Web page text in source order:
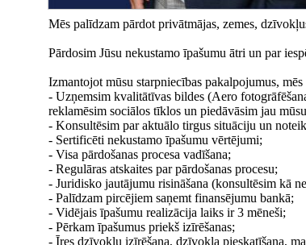
Mēs palīdzam pārdot privātmājas, zemes,
Pārdosim Jūsu nekustamo īpašumu ātri un par
Izmantojot mūsu starpniecības pakalpojumus,
- Uzņemsim kvalitātīvas bildes (Aero
reklamēsim sociālos tīklos un piedāvāsim jau
- Konsultēsim par aktuālo tirgus situāciju un
- Sertificēti nekustamo īpašumu vērtējumi;
- Visa pārdošanas procesa vadīšana;
- Regulāras atskaites par pārdošanas procesu;
- Juridisko jautājumu risināšana (konsultēsim kā
- Palīdzam pircējiem saņemt finansējumu bankā;
- Vidējais īpašumu realizācija laiks ir 3 mēneši;
- Pērkam īpašumus priekš izīrēšanas;
- Īres dzīvokļu izīrēšana, dzīvokļa pieskatīšana,